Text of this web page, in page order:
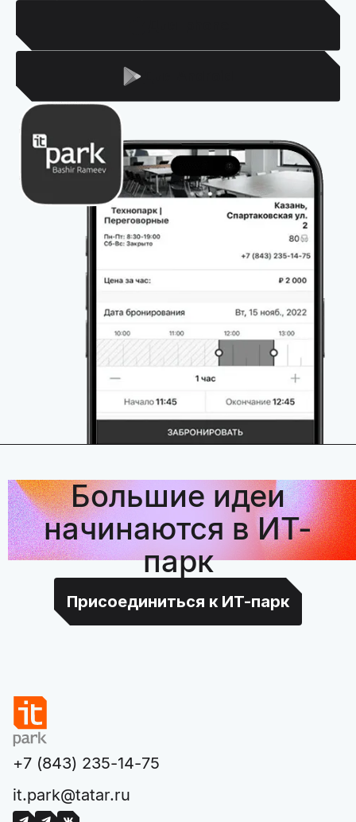
Большие идеи
начинаются в ИТ-
парк
Присоединиться к ИТ-парк
+7 (843) 235-14-75
it.park@tatar.ru